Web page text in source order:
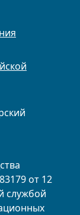
от 12
службой